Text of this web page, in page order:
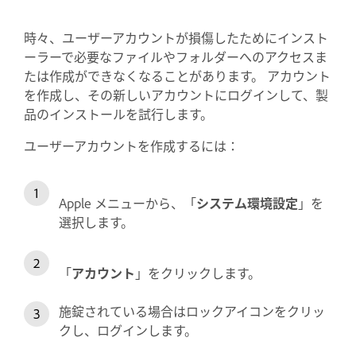
時々、ユーザーアカウントが損傷したためにインスト
ーラーで必要なファイルやフォルダーへのアクセスま
たは作成ができなくなることがあります。 アカウント
を作成し、その新しいアカウントにログインして、製
品のインストールを試行します。
ユーザーアカウントを作成するには：
Apple メニューから、「システム環境設定 」を
選択します。
「アカウント 」をクリックします。
施錠されている場合はロックアイコンをクリッ
クし、ログインします。